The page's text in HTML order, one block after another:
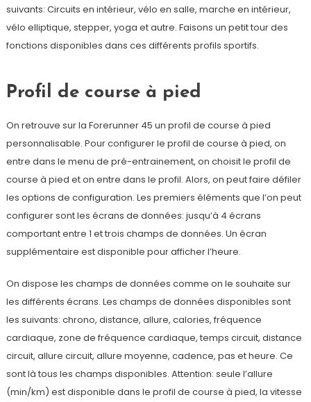
suivants: Circuits en intérieur, vélo en salle, marche en intérieur,
vélo elliptique, stepper, yoga et autre. Faisons un petit tour des
fonctions disponibles dans ces différents profils sportifs.
Profil de course à pied
On retrouve sur la Forerunner 45 un profil de course à pied
personnalisable. Pour configurer le profil de course à pied, on
entre dans le menu de pré-entrainement, on choisit le profil de
course à pied et on entre dans le profil. Alors, on peut faire défiler
les options de configuration. Les premiers éléments que l’on peut
configurer sont les écrans de données: jusqu’à 4 écrans
comportant entre 1 et trois champs de données. Un écran
supplémentaire est disponible pour afficher l’heure.
On dispose les champs de données comme on le souhaite sur
les différents écrans. Les champs de données disponibles sont
les suivants: chrono, distance, allure, calories, fréquence
cardiaque, zone de fréquence cardiaque, temps circuit, distance
circuit, allure circuit, allure moyenne, cadence, pas et heure. Ce
sont là tous les champs disponibles. Attention: seule l’allure
(min/km) est disponible dans le profil de course à pied, la vitesse